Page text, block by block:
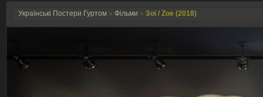
Українські Постери Гуртом » Фільми » Зої / Zoe (2018)